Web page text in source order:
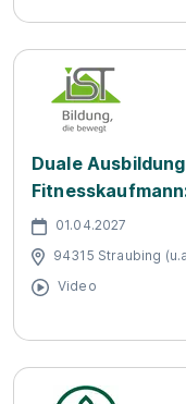
Duale
01.04.2027
94315 Straubing
Video